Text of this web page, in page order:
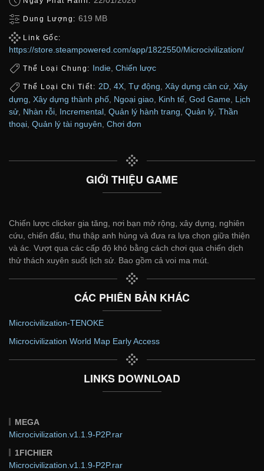
Dung Lượng: 619 MB
Link Gốc:
https://store.steampowered.com/app/1822550/Microcivilization/
Thể Loại Chung: Indie Chiến lược
Thể Loại Chi Tiết: 2D, 4X, Tự động, Xây dựng căn cứ, Xây
dựng Xây dựng thành phố Ngoại giao Kinh tế God Game Lịch
sử Nhàn rỗi Incremental Quản lý hành trang Quản lý Thần
thoại Quản lý tài nguyên Chơi đơn
GIỚI THIỆU GAME
Chiến lược clicker gia tăng, nơi bạn mở rộng, xây dựng, nghiên
cứu, chiến đấu, thu thập anh hùng và đưa ra lựa chọn giữa thiện
và ác. Vượt qua các cấp độ khó bằng cách chơi qua chiến dịch
thử thách xuyên suốt lịch sử. Bao gồm cả voi ma mút.
CÁC PHIÊN BẢN KHÁC
Microcivilization-TENOKE
Microcivilization World Map Early Access
LINKS DOWNLOAD
MEGA
Microcivilization.v1.1.9-P2P.rar
1FICHIER
Microcivilization.v1.1.9-P2P.rar